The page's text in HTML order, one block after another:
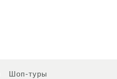
Шоп-туры